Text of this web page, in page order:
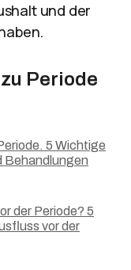
und der
Periode
5 Wichtige
Behandlungen
der Periode? 5
vor der